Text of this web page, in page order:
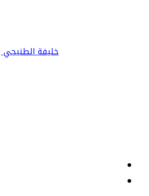
خليفة الطنيجي